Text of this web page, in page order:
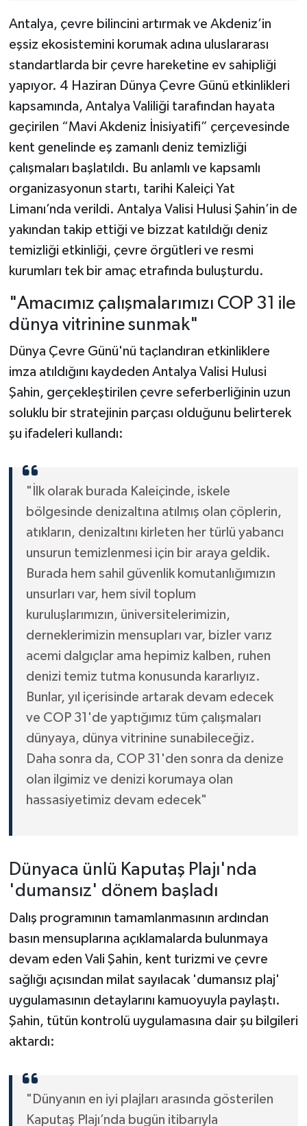
Antalya, çevre bilincini artırmak ve Akdeniz’in
eşsiz ekosistemini korumak adına uluslararası
standartlarda bir çevre hareketine ev sahipliği
yapıyor. 4 Haziran Dünya Çevre Günü etkinlikleri
kapsamında, Antalya Valiliği tarafından hayata
geçirilen “Mavi Akdeniz İnisiyatifi” çerçevesinde
kent genelinde eş zamanlı deniz temizliği
çalışmaları başlatıldı. Bu anlamlı ve kapsamlı
organizasyonun startı, tarihi Kaleiçi Yat
Limanı’nda verildi. Antalya Valisi Hulusi Şahin’in de
yakından takip ettiği ve bizzat katıldığı deniz
temizliği etkinliği, çevre örgütleri ve resmi
kurumları tek bir amaç etrafında buluşturdu.
"Amacımız çalışmalarımızı COP 31 ile
dünya vitrinine sunmak"
Dünya Çevre Günü'nü taçlandıran etkinliklere
imza atıldığını kaydeden Antalya Valisi Hulusi
Şahin, gerçekleştirilen çevre seferberliğinin uzun
soluklu bir stratejinin parçası olduğunu belirterek
şu ifadeleri kullandı:
"İlk olarak burada Kaleiçinde, iskele
bölgesinde denizaltına atılmış olan çöplerin,
atıkların, denizaltını kirleten her türlü yabancı
unsurun temizlenmesi için bir araya geldik.
Burada hem sahil güvenlik komutanlığımızın
unsurları var, hem sivil toplum
kuruluşlarımızın, üniversitelerimizin,
derneklerimizin mensupları var, bizler varız
acemi dalgıçlar ama hepimiz kalben, ruhen
denizi temiz tutma konusunda kararlıyız.
Bunlar, yıl içerisinde artarak devam edecek
ve COP 31'de yaptığımız tüm çalışmaları
dünyaya, dünya vitrinine sunabileceğiz.
Daha sonra da, COP 31'den sonra da denize
olan ilgimiz ve denizi korumaya olan
hassasiyetimiz devam edecek"
Dünyaca ünlü Kaputaş Plajı'nda
'dumansız' dönem başladı
Dalış programının tamamlanmasının ardından
basın mensuplarına açıklamalarda bulunmaya
devam eden Vali Şahin, kent turizmi ve çevre
sağlığı açısından milat sayılacak 'dumansız plaj'
uygulamasının detaylarını kamuoyuyla paylaştı.
Şahin, tütün kontrolü uygulamasına dair şu bilgileri
aktardı:
"Dünyanın en iyi plajları arasında gösterilen
Kaputaş Plajı’nda bugün itibarıyla